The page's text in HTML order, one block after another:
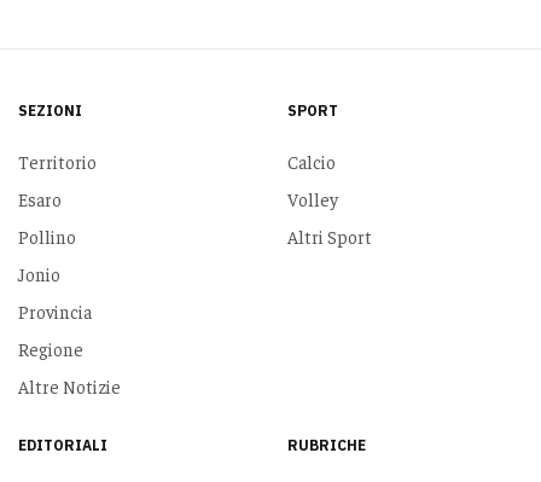
SEZIONI
Territorio
Esaro
Pollino
Jonio
Provincia
Regione
Altre Notizie
SPORT
Calcio
Volley
Altri Sport
EDITORIALI RUBRICHE